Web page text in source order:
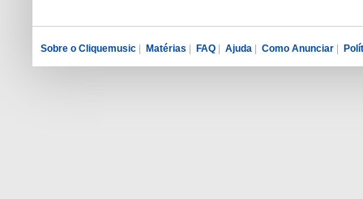
Sobre o Cliquemusic | Matérias | FAQ | Ajuda | Como Anunciar |